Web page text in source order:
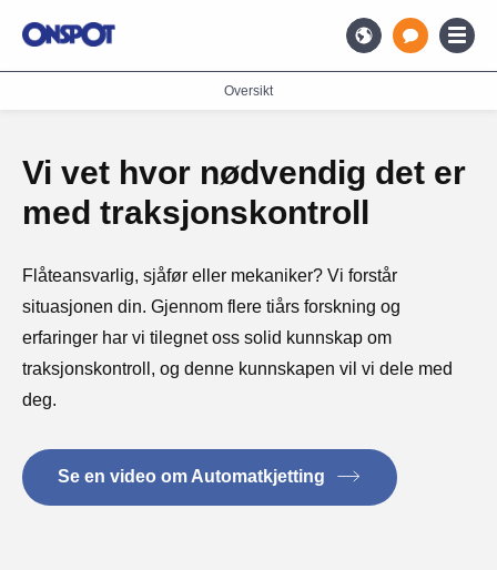
Oversikt
Vi vet hvor nødvendig det er
med traksjonskontroll
Flåteansvarlig, sjåfør eller mekaniker? Vi forstår
situasjonen din. Gjennom flere tiårs forskning og
erfaringer har vi tilegnet oss solid kunnskap om
traksjonskontroll, og denne kunnskapen vil vi dele med
deg.
Se en video om Automatkjetting